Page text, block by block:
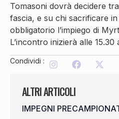
ALTRI ARTICOLI
IMPEGNI
Tomasoni dovrà decidere
fascia, e su chi sacrificare
obbligatorio l’impiego di
L’incontro inizierà alle
Condividi :